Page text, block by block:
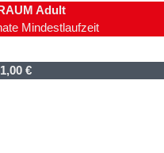
Adult
Mindestlaufzeit
€